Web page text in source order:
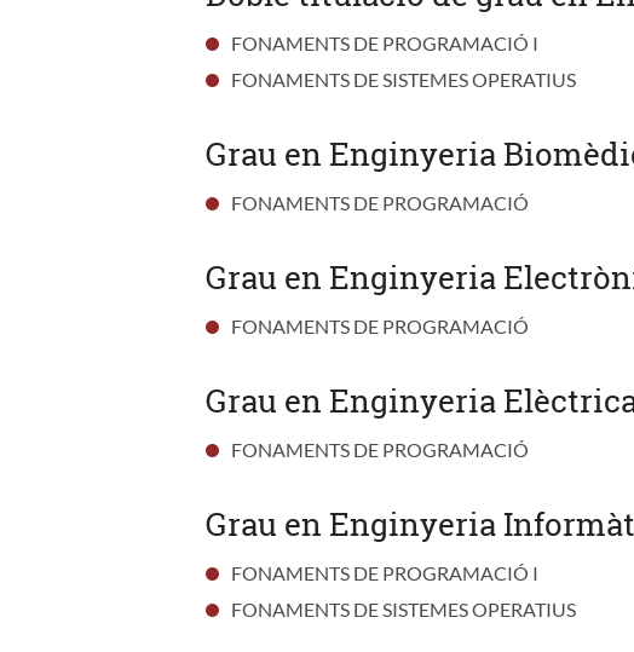
FONAMENTS DE PROGRAMACIÓ I
FONAMENTS DE SISTEMES OPERATIUS
Grau en Enginyeria
FONAMENTS DE PROGRAMACIÓ
Grau en Enginyeria
FONAMENTS DE PROGRAMACIÓ
Grau en Enginyeria
FONAMENTS DE PROGRAMACIÓ
Grau en Enginyeria
FONAMENTS DE PROGRAMACIÓ I
FONAMENTS DE SISTEMES OPERATIUS